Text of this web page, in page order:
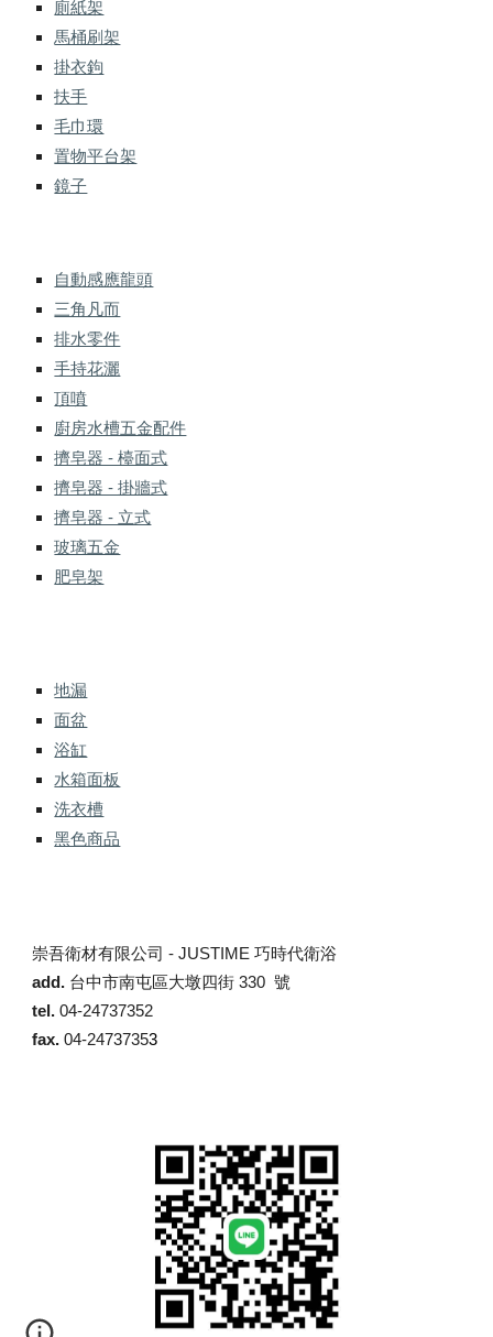
廁紙架
馬桶刷架
掛衣鉤
扶手
毛巾環
置物平台架
鏡子
自動感應龍頭
三角凡而
排水零件
手持花灑
頂噴
廚房水槽五金配件
擠皂器 - 檯面式
擠皂器 - 掛牆式
擠皂器 - 立式
玻璃五金
肥皂架
地漏
面盆
浴缸
水箱面板
洗衣槽
黑色商品
崇吾衛材有限公司 -JUSTIME 巧時代衛浴
add. 台中市南屯區大墩四街 330 號
tel.04-24737352
fax.04-24737353